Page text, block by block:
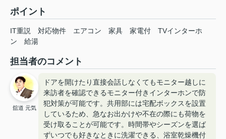
ポイント
IT重説 対応物件 エアコン 家具 家電付
TVインターホ
ン
給湯
担当者のコメント
舘道 元気
ドアを開けたり直接会話しなくてもモニター越しに
来訪者を確認できるモニター付きインターホンで防
犯対策が可能です。共用部には宅配ボックスを設置
しているため、急なお出かけや不在の際にも荷物を
受け取ることが可能です。時間帯やシーズンを選ば
ずいつでも好きなときに洗濯できる、浴室乾燥機付